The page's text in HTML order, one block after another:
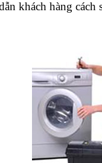
khách hàng